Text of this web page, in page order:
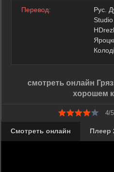
Перевод:
Рус.
смотреть онлайн
хорошем
4/
Смотреть онлайн Плеер